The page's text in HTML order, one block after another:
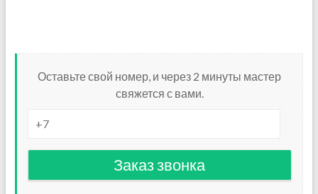
Оставьте свой номер, и через 2 минуты мастер
свяжется с вами.